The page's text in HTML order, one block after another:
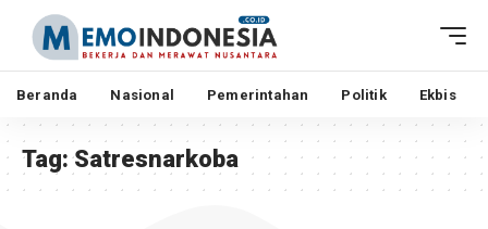
Beranda Nasional Pemerintahan Politik Ekbis
Tag:Satresnarkoba